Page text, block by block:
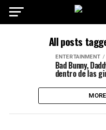
All posts
ENTERTAINMENT
Bad Bunny,
dentro de las